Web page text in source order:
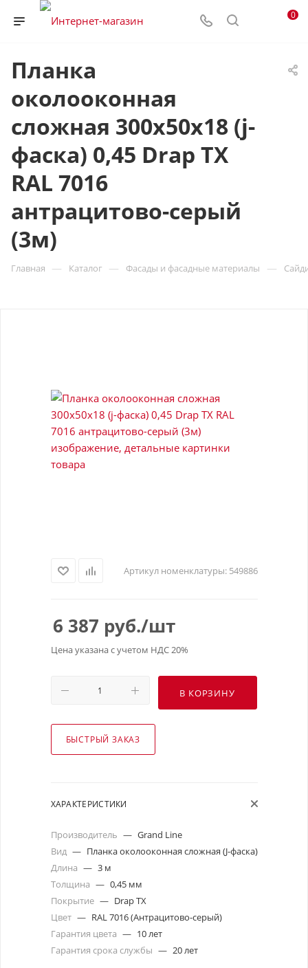
0
Планка
околооконная
сложная 300х50х18 (j-
фаска) 0,45 Drap TX
RAL 7016
антрацитово-серый
(3м)
Главная — Каталог — Фасады и фасадные материалы —
Артикул номенклатуры: 549886
6 387 руб./шт
Цена указана с учетом НДС 20%
В КОРЗИНУ
БЫСТРЫЙ ЗАКАЗ
ХАРАКТЕРИСТИКИ
Производитель — Grand Line
Вид — Планка околооконная сложная (J-фаска)
Длина — 3 м
Толщина — 0,45 мм
Покрытие — Drap TX
Цвет — RAL 7016 (Антрацитово-серый)
Гарантия цвета — 10 лет
Гарантия срока службы — 20 лет